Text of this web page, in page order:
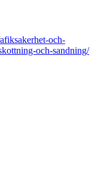
och-
och-sandning/